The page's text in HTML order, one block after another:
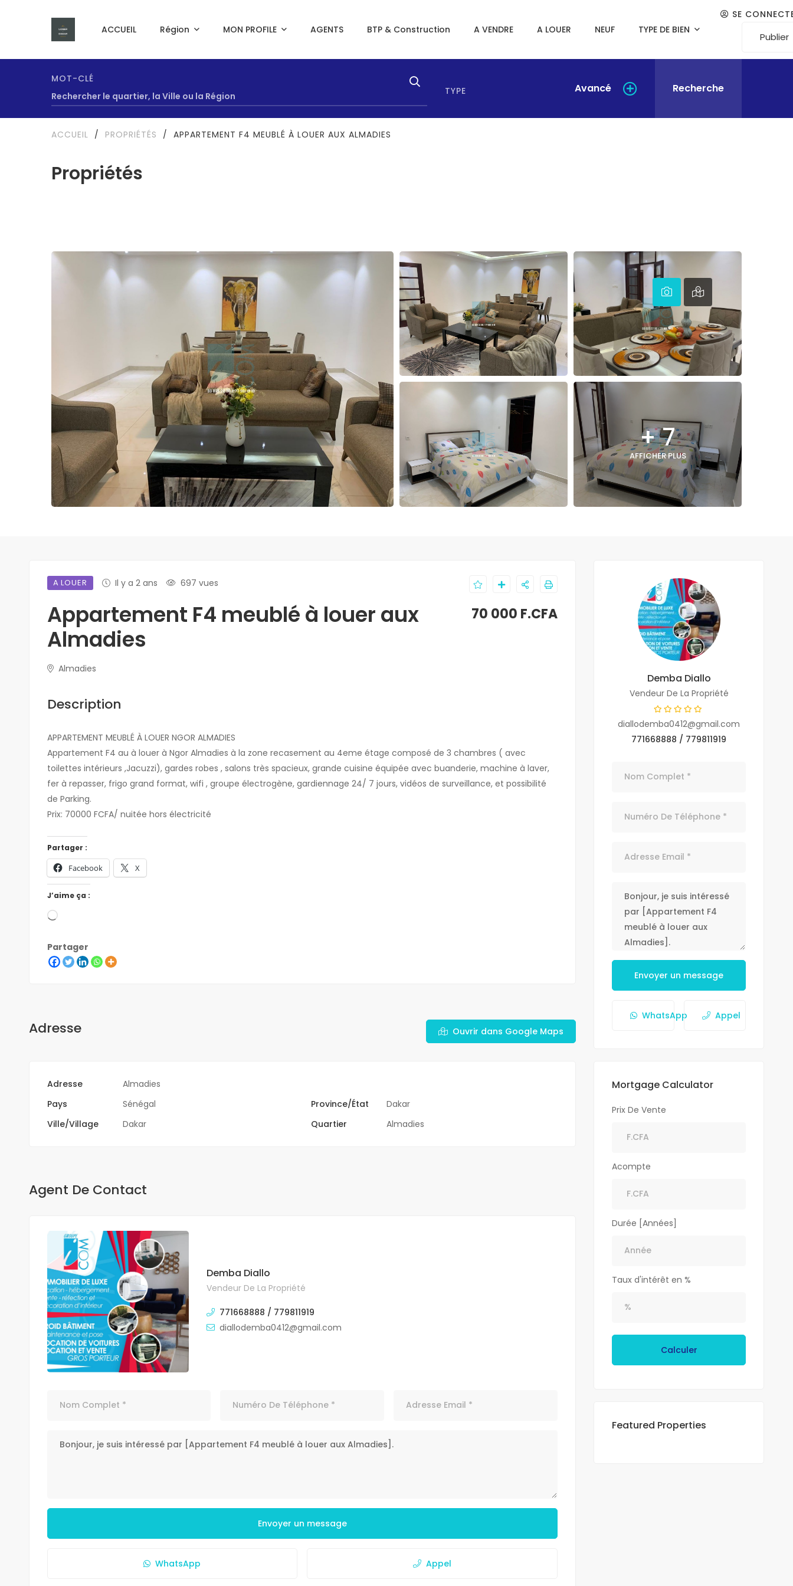
ACCUEIL Région MON PROFILE AGENTS BTP & Construction A VENDRE A LOUER NEUF TYPE DE BIEN
SE
Publier
MOT-CLÉ
TYPE
Avancé Recherche
Propriétés
ACCUEIL / PROPRIÉTÉS / APPARTEMENT F4 MEUBLÉ À LOUER AUX ALMADIES
+ 7
AFFICHER PLUS
A LOUER Il y a 2 ans 697 vues
Appartement F4 meublé à louer aux
Almadies
Almadies
70 000 F.CFA
Description
APPARTEMENT MEUBLÉ À LOUER NGOR ALMADIES
Appartement F4 au à louer à Ngor Almadies à la zone recasement au 4eme étage composé de 3 chambres ( avec
toilettes intérieurs ,Jacuzzi), gardes robes , salons très spacieux, grande cuisine équipée avec buanderie, machine à laver,
fer à repasser, frigo grand format, wifi , groupe électrogène, gardiennage 24/ 7 jours, vidéos de surveillance, et possibilité
de Parking.
Prix: 70000 FCFA/ nuitée hors électricité
Partager :
Facebook X
J’aime ça :
Partager
Adresse Ouvrir dans Google Maps
Adresse
Almadies
Pays
Sénégal Province/État
Dakar
Ville/Village
Dakar Quartier Almadies
Agent De Contact
Demba Diallo
Vendeur De La Propriété
771668888 / 779811919
diallodemba0412@gmail.com
Envoyer un message
WhatsApp Appel
Demba Diallo
Vendeur De La Propriété
diallodemba0412@gmail.com
771668888 / 779811919
Envoyer un message
WhatsApp Appel
Mortgage Calculator
Prix De Vente
Acompte
Durée [Années]
Taux d'intérêt en %
Calculer
Featured Properties